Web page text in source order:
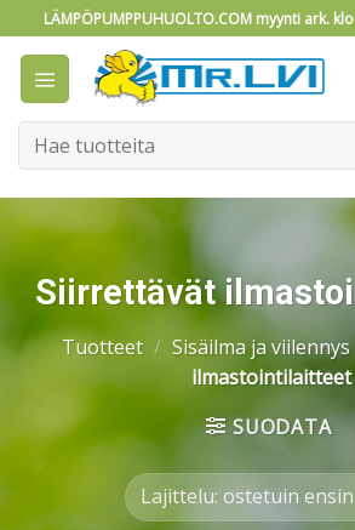
to
content
LÄMPÖPUMPPUHUOLTO.COM myynti ark.
Etsi:
Siirrettävät
Tuotteet / Sisäilma ja viilennys
ilmastointilaitteet
SUODATA